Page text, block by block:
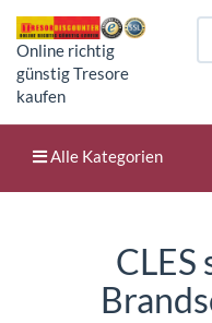
Online richtig
günstig Tresore
kaufen
Alle Kategorien
CLES